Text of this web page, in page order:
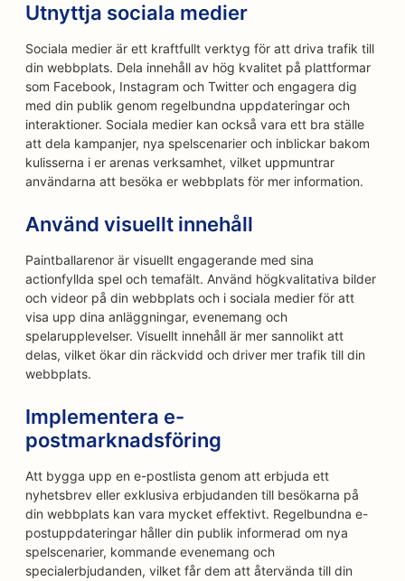
Utnyttja sociala medier
Sociala medier är ett kraftfullt verktyg för att driva trafik till
din webbplats. Dela innehåll av hög kvalitet på plattformar
som Facebook, Instagram och Twitter och engagera dig
med din publik genom regelbundna uppdateringar och
interaktioner. Sociala medier kan också vara ett bra ställe
att dela kampanjer, nya spelscenarier och inblickar bakom
kulisserna i er arenas verksamhet, vilket uppmuntrar
användarna att besöka er webbplats för mer information.
Använd visuellt innehåll
Paintballarenor är visuellt engagerande med sina
actionfyllda spel och temafält. Använd högkvalitativa bilder
och videor på din webbplats och i sociala medier för att
visa upp dina anläggningar, evenemang och
spelarupplevelser. Visuellt innehåll är mer sannolikt att
delas, vilket ökar din räckvidd och driver mer trafik till din
webbplats.
Implementera e-
postmarknadsföring
Att bygga upp en e-postlista genom att erbjuda ett
nyhetsbrev eller exklusiva erbjudanden till besökarna på
din webbplats kan vara mycket effektivt. Regelbundna e-
postuppdateringar håller din publik informerad om nya
spelscenarier, kommande evenemang och
specialerbjudanden, vilket får dem att återvända till din